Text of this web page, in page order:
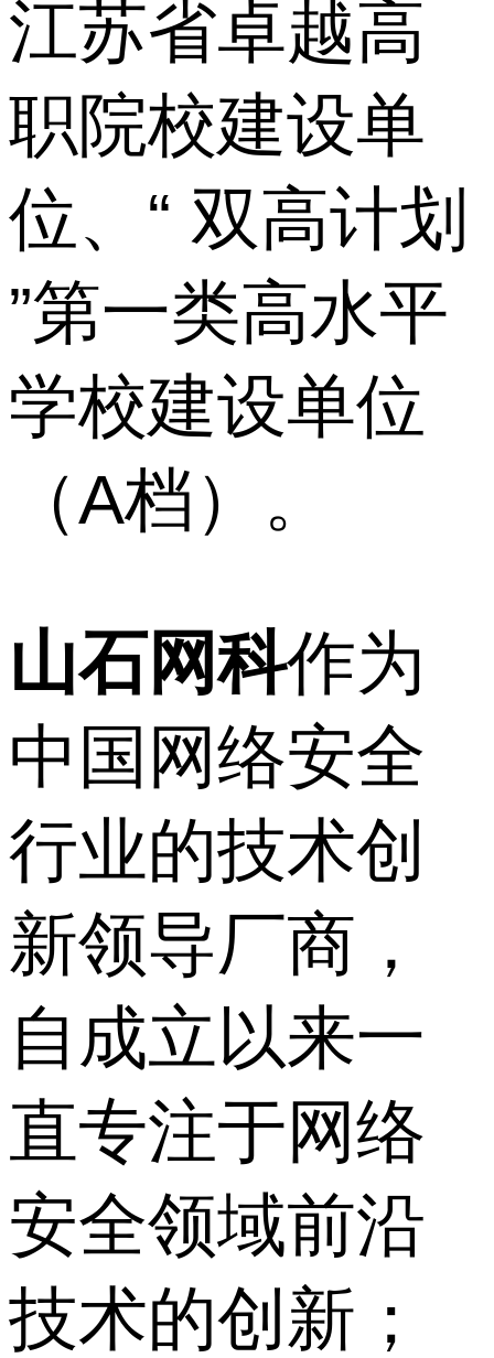
江苏省卓越高
职院校建设单
位、“ 双高计划
”第一类高水平
学校建设单位
（A档）。
山石网科作为
中国网络安全
行业的技术创
新领导厂商，
自成立以来一
直专注于网络
安全领域前沿
技术的创新；